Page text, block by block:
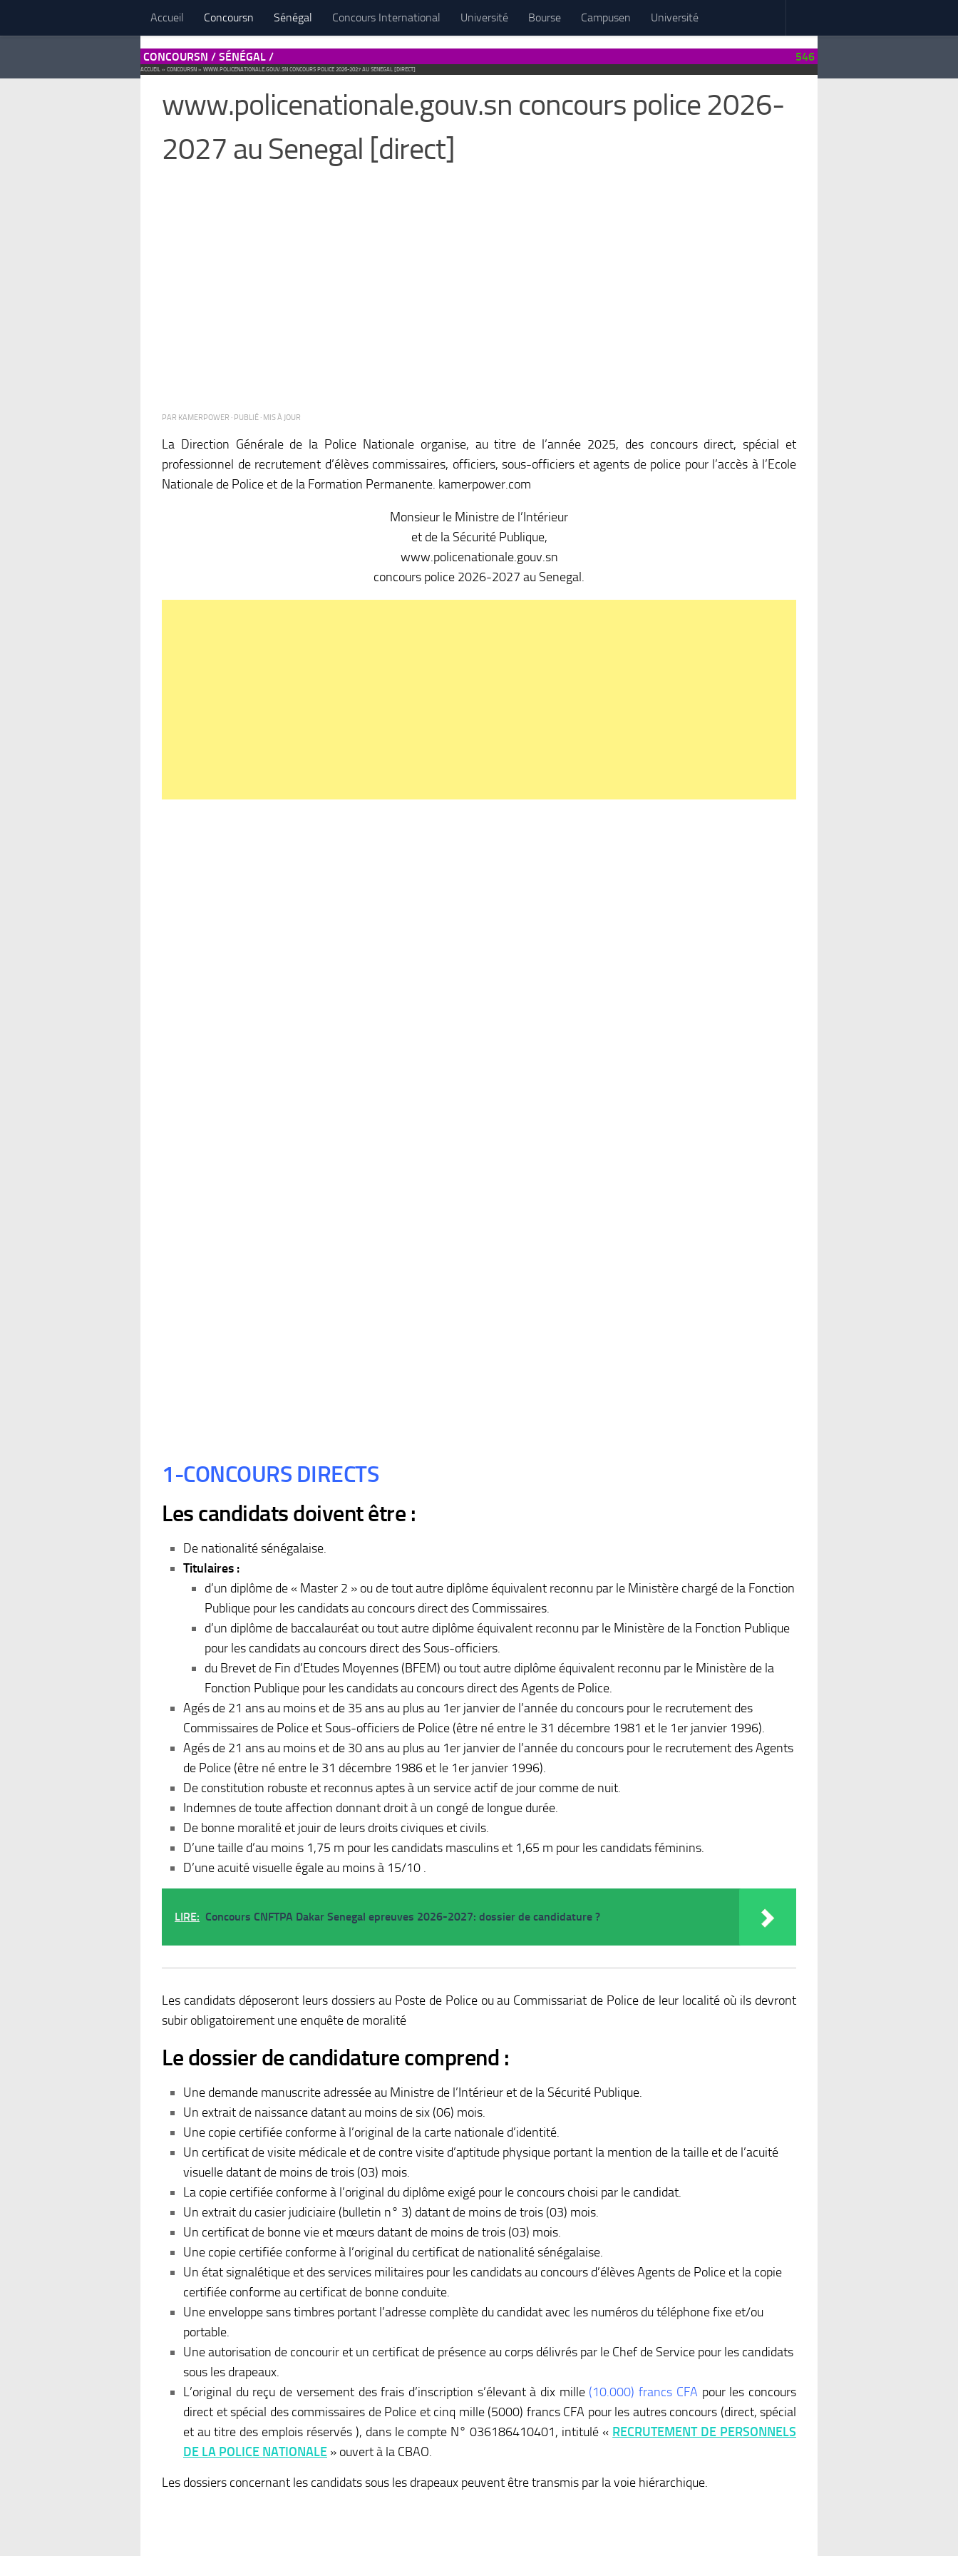
Accueil Concoursn Sénégal Concours International Université Bourse Campusen Université
CONCOURSN / SÉNÉGAL / 546
ACCUEIL » CONCOURSN » WWW.POLICENATIONALE.GOUV.SN CONCOURS POLICE 2026-2027 AU SENEGAL [DIRECT]
www.policenationale.gouv.sn concours police 2026-
2027 au Senegal [direct]
PAR KAMERPOWER · PUBLIÉ · MIS À JOUR
La Direction Générale de la Police Nationale organise, au titre de l’année 2025, des concours direct, spécial et
professionnel de recrutement d’élèves commissaires, officiers, sous-officiers et agents de police pour l’accès à l’Ecole
Nationale de Police et de la Formation Permanente. kamerpower.com
Monsieur le Ministre de l’Intérieur
et de la Sécurité Publique,
www.policenationale.gouv.sn
concours police 2026-2027 au Senegal.
1-CONCOURS DIRECTS
Les candidats doivent être :
De nationalité sénégalaise.
Titulaires :
d’un diplôme de « Master 2 » ou de tout autre diplôme équivalent reconnu par le Ministère chargé de la Fonction
Publique pour les candidats au concours direct des Commissaires.
d’un diplôme de baccalauréat ou tout autre diplôme équivalent reconnu par le Ministère de la Fonction Publique
pour les candidats au concours direct des Sous-officiers.
du Brevet de Fin d’Etudes Moyennes (BFEM) ou tout autre diplôme équivalent reconnu par le Ministère de la
Fonction Publique pour les candidats au concours direct des Agents de Police.
Agés de 21 ans au moins et de 35 ans au plus au 1er janvier de l’année du concours pour le recrutement des
Commissaires de Police et Sous-officiers de Police (être né entre le 31 décembre 1981 et le 1er janvier 1996).
Agés de 21 ans au moins et de 30 ans au plus au 1er janvier de l’année du concours pour le recrutement des Agents
de Police (être né entre le 31 décembre 1986 et le 1er janvier 1996).
De constitution robuste et reconnus aptes à un service actif de jour comme de nuit.
Indemnes de toute affection donnant droit à un congé de longue durée.
De bonne moralité et jouir de leurs droits civiques et civils.
D’une taille d’au moins 1,75 m pour les candidats masculins et 1,65 m pour les candidats féminins.
D’une acuité visuelle égale au moins à 15/10 .
LIRE: Concours CNFTPA Dakar Senegal epreuves 2026-2027: dossier de candidature ?
Les candidats déposeront leurs dossiers au Poste de Police ou au Commissariat de Police de leur localité où ils devront
subir obligatoirement une enquête de moralité
Le dossier de candidature comprend :
Une demande manuscrite adressée au Ministre de l’Intérieur et de la Sécurité Publique.
Un extrait de naissance datant au moins de six (06) mois.
Une copie certifiée conforme à l’original de la carte nationale d’identité.
Un certificat de visite médicale et de contre visite d’aptitude physique portant la mention de la taille et de l’acuité
visuelle datant de moins de trois (03) mois.
La copie certifiée conforme à l’original du diplôme exigé pour le concours choisi par le candidat.
Un extrait du casier judiciaire (bulletin n° 3) datant de moins de trois (03) mois.
Un certificat de bonne vie et mœurs datant de moins de trois (03) mois.
Une copie certifiée conforme à l’original du certificat de nationalité sénégalaise.
Un état signalétique et des services militaires pour les candidats au concours d’élèves Agents de Police et la copie
certifiée conforme au certificat de bonne conduite.
Une enveloppe sans timbres portant l’adresse complète du candidat avec les numéros du téléphone fixe et/ou
portable.
Une autorisation de concourir et un certificat de présence au corps délivrés par le Chef de Service pour les candidats
sous les drapeaux.
L’original du reçu de versement des frais d’inscription s’élevant à dix mille (10.000) francs CFA pour les concours
direct et spécial des commissaires de Police et cinq mille (5000) francs CFA pour les autres concours (direct, spécial
et au titre des emplois réservés ), dans le compte N° 036186410401, intitulé « RECRUTEMENT DE PERSONNELS
DE LA POLICE NATIONALE » ouvert à la CBAO.
Les dossiers concernant les candidats sous les drapeaux peuvent être transmis par la voie hiérarchique.